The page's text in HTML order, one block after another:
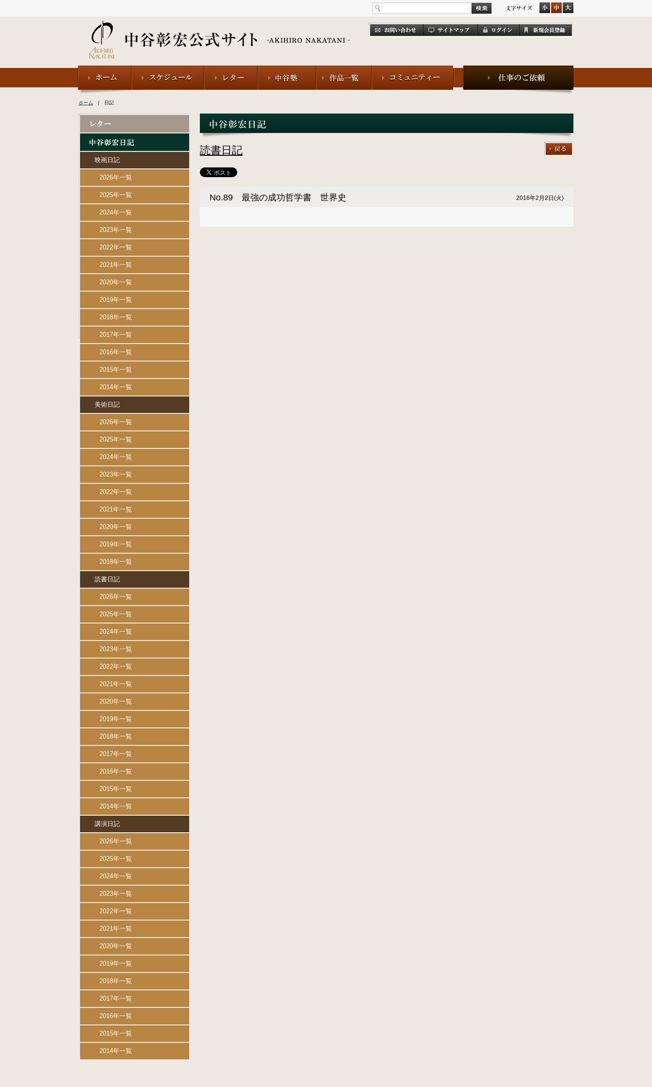
ホーム | 日記
読書日記
No.89 最強の成功哲学書 世界史 2016年2月2日(火)
映画日記
2026年一覧
2025年一覧
2024年一覧
2023年一覧
2022年一覧
2021年一覧
2020年一覧
2019年一覧
2018年一覧
2017年一覧
2016年一覧
2015年一覧
2014年一覧
美術日記
2026年一覧
2025年一覧
2024年一覧
2023年一覧
2022年一覧
2021年一覧
2020年一覧
2019年一覧
2018年一覧
読書日記
2026年一覧
2025年一覧
2024年一覧
2023年一覧
2022年一覧
2021年一覧
2020年一覧
2019年一覧
2018年一覧
2017年一覧
2016年一覧
2015年一覧
2014年一覧
講演日記
2026年一覧
2025年一覧
2024年一覧
2023年一覧
2022年一覧
2021年一覧
2020年一覧
2019年一覧
2018年一覧
2017年一覧
2016年一覧
2015年一覧
2014年一覧